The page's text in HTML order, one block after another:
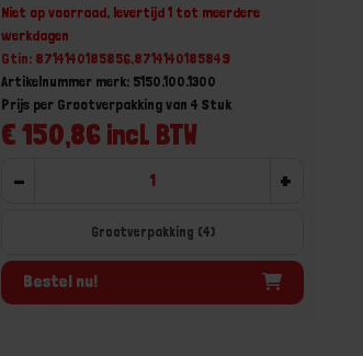
Niet op voorraad, levertijd 1 tot meerdere
werkdagen
Gtin: 8714140185856,8714140185849
Artikelnummer merk: 5150.100.1300
€ 150,86 incl. BTW
Prijs per Grootverpakking van 4 Stuk
- +
Grootverpakking (4)
Bestel nu!